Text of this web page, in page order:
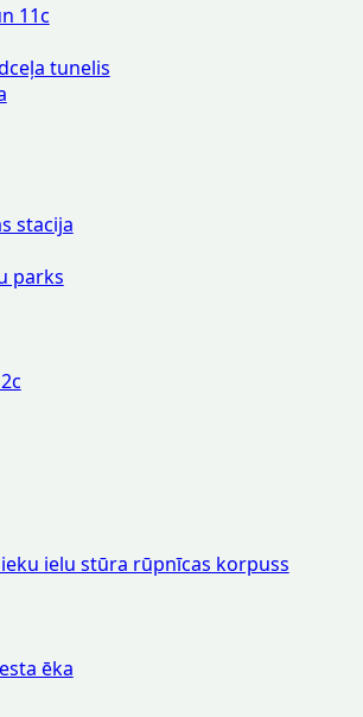
11c
tunelis
stacija
parks
ielu stūra rūpnīcas korpuss
ēka